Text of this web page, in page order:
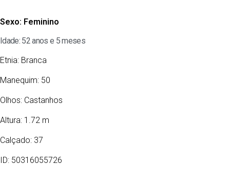
Sexo: Feminino
Idade: 52 anos e 5 meses
Etnia: Branca
Manequim: 50
Olhos: Castanhos
Altura: 1.72 m
Calçado: 37
ID: 50316055726